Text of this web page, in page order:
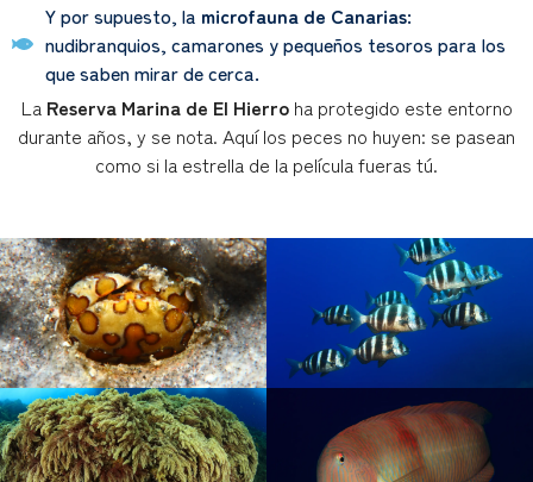
Y por supuesto, la microfauna de Canarias:
nudibranquios, camarones y pequeños tesoros para los
que saben mirar de cerca.
La Reserva Marina de El Hierroha protegido este entorno
durante años, y se nota. Aquí los peces no huyen: se pasean
como si la estrella de la película fueras tú.